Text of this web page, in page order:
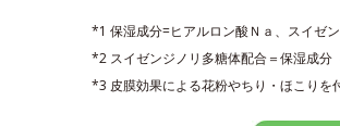
*1 保湿成分=ヒアルロン酸Ｎａ、スイゼ
*2 スイゼンジノリ多糖体配合＝保湿成分
*3 皮膜効果による花粉やちり・ほこりを